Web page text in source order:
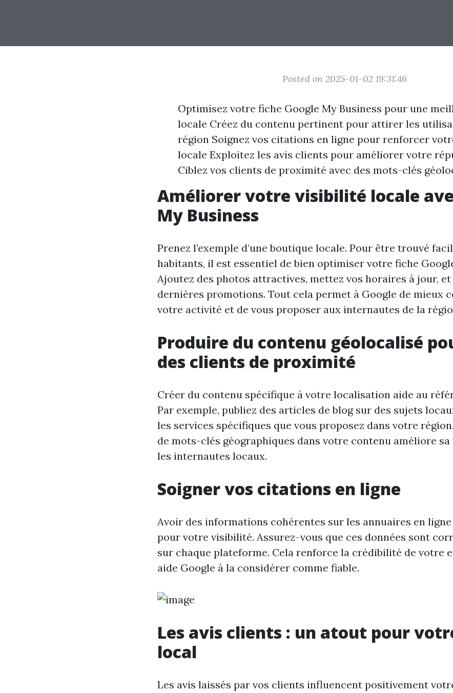
Posted on 2025-01-02 19:31:46
Optimisez votre fiche Google My Business pour une
locale Créez du contenu pertinent pour attirer les
région Soignez vos citations en ligne pour renforcer
locale Exploitez les avis clients pour améliorer votre
Ciblez vos clients de proximité avec des mots-clés
Améliorer votre visibilité locale
My Business
Prenez l’exemple d’une boutique locale. Pour être trouvé
habitants, il est essentiel de bien optimiser votre fiche
Ajoutez des photos attractives, mettez vos horaires à jour, et
dernières promotions. Tout cela permet à Google de mieux
votre activité et de vous proposer aux internautes de la
Produire du contenu géolocalisé
des clients de proximité
Créer du contenu spécifique à votre localisation aide au
Par exemple, publiez des articles de blog sur des sujets
les services spécifiques que vous proposez dans votre
de mots-clés géographiques dans votre contenu améliore
les internautes locaux.
Soigner vos citations en ligne
Avoir des informations cohérentes sur les annuaires en
pour votre visibilité. Assurez-vous que ces données sont
sur chaque plateforme. Cela renforce la crédibilité de votre
aide Google à la considérer comme fiable.
Les avis clients : un atout pour
local
Les avis laissés par vos clients influencent positivement